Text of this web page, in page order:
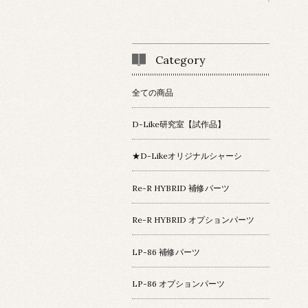
Category
全ての商品
D-Like研究室【試作品】
★D-Likeオリジナルシャーシ
Re-R HYBRID 補修パーツ
Re-R HYBRID オプションパーツ
LP-86 補修パーツ
LP-86 オプションパーツ